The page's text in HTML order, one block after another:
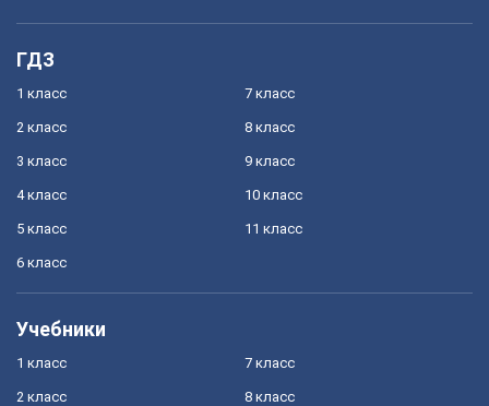
ГДЗ
1 класс
2 класс
3 класс
4 класс
5 класс
6 класс
7 класс
8 класс
9 класс
10 класс
11 класс
Учебники
1 класс
2 класс
7 класс
8 класс